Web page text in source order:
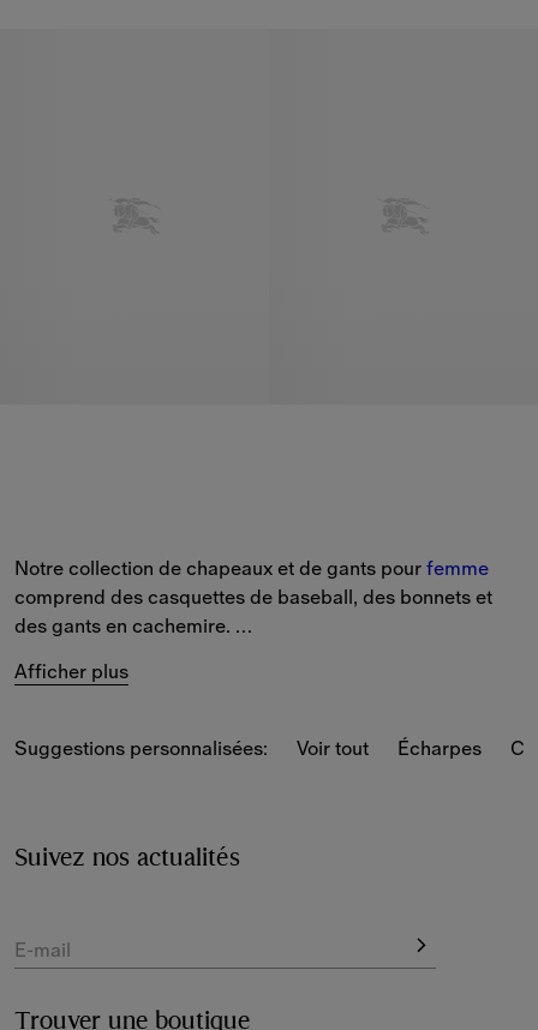
Notre collection de chapeaux et de gants pour femme
comprend des casquettes de baseball, des bonnets et
des gants en cachemire.
Choisissez parmi les pièces de la nouvelle saison telles
dans des coloris classiques et saisonniers. Les
Nos gants se déclinent en cuir et en cachemire et
Afficher plus
Suggestions personnalisées: Voir tout Écharpes
Suivez nos actualités
E-mail
Trouver une boutique